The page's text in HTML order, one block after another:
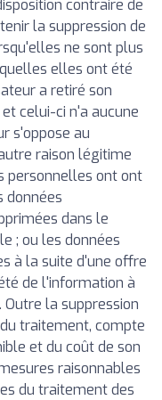
contraire de
la suppression de
ne sont plus
elles ont été
a retiré son
celui-ci n'a aucune
s'oppose au
raison légitime
personnelles ont ont
données
dans le
; ou les données
à la suite d'une offre
de l'information à
Outre la suppression
traitement, compte
et du coût de son
raisonnables
du traitement des